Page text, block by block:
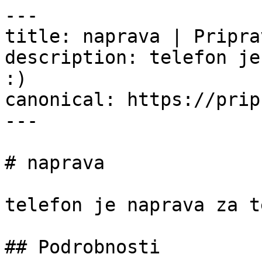
---
title: naprava |
description: telefon
:)
canonical: https://
---
# naprava
telefon je naprava za
## Podrobnosti